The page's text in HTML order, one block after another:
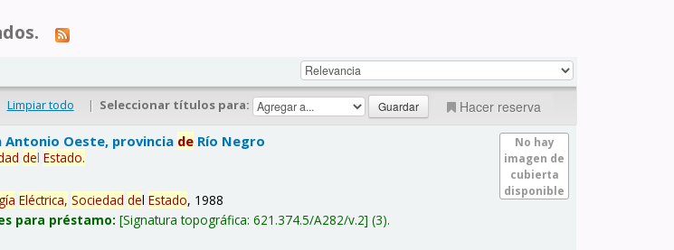
Limpiar todo | Seleccionar títulos para: Hacer reserva
No hay
imagen de
cubierta
disponible
Oeste, provincia de Río Negro
delEstado.
Eléctrica, Sociedad delEstado, 1988
para préstamo: Signatura topográfica:621.374.5/A282/v.2 (3).